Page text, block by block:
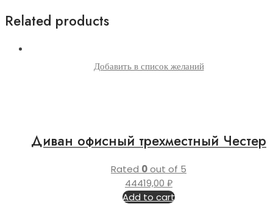
Related products
Добавить в список желаний
Диван офисный трехместный Честер
Rated 0out of 5
44419,00 ₽
Add to cart